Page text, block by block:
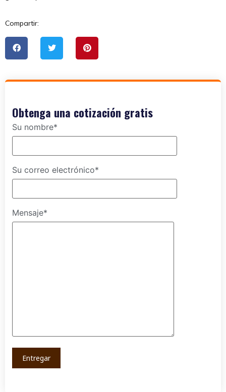
Compartir:
Obtenga una cotización gratis
Su nombre*
Su correo electrónico*
Mensaje*